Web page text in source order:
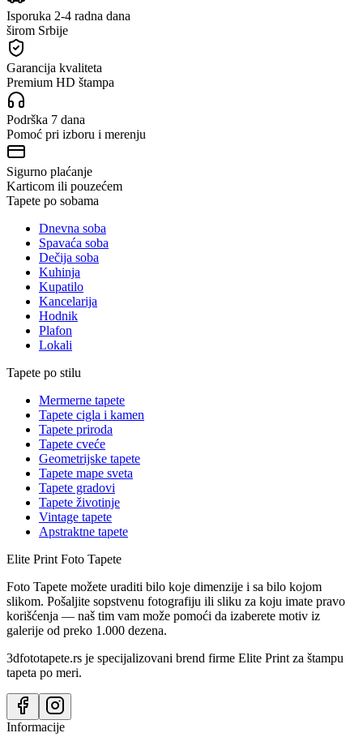
Isporuka 2-4 radna dana
širom Srbije
Garancija kvaliteta
Premium HD štampa
Podrška 7 dana
Pomoć pri izboru i merenju
Sigurno plaćanje
Karticom ili pouzećem
Tapete po sobama
Dnevna soba
Spavaća soba
Dečija soba
Kuhinja
Kupatilo
Kancelarija
Hodnik
Plafon
Lokali
Tapete po stilu
Mermerne tapete
Tapete cigla i kamen
Tapete priroda
Tapete cveće
Geometrijske tapete
Tapete mape sveta
Tapete gradovi
Tapete životinje
Vintage tapete
Apstraktne tapete
Elite Print Foto Tapete
Foto Tapete možete uraditi bilo koje dimenzije i sa bilo kojom
slikom. Pošaljite sopstvenu fotografiju ili sliku za koju imate pravo
korišćenja — naš tim vam može pomoći da izaberete motiv iz
galerije od preko 1.000 dezena.
3dfototapete.rs je specijalizovani brend firme Elite Print za štampu
tapeta po meri.
Informacije